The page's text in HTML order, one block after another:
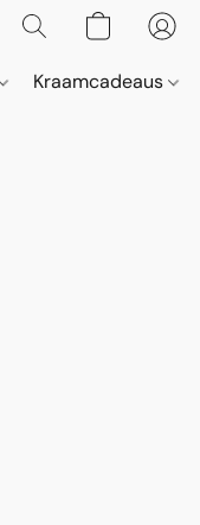
Kraamcadeaus